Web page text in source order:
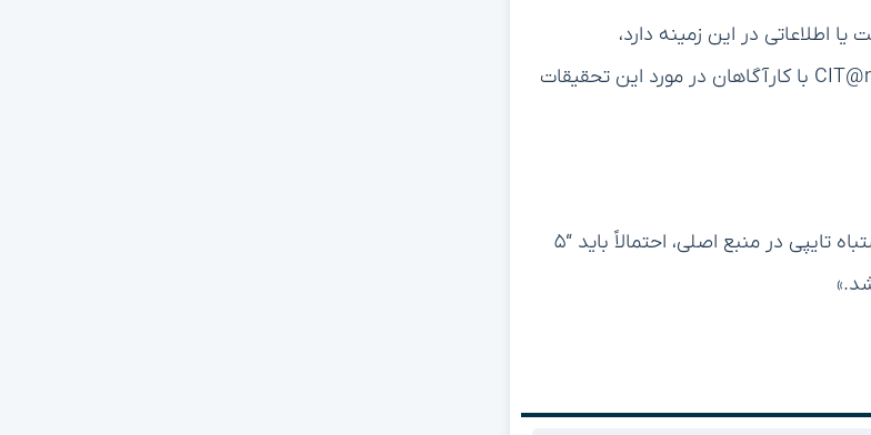
اطلاعاتی در این زمینه دارد،
می‌خواهیم با تیم ما صحبت کند. می‌توانید از طریق ایمیل CIT@met.police.uk با کارآگاهان در مورد این تحقیقات
در پایان بیانیه پلیس آمده است: «توماس پارتی روز سه‌شنبه، ۵ اوت [اشتباه تایپی در منبع اصلی، احتمالاً باید “۵